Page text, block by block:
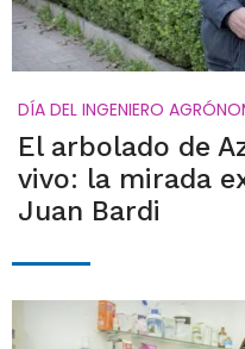
DÍA DEL INGENIERO
El arbolado de
vivo: la mirada
Juan Bardi